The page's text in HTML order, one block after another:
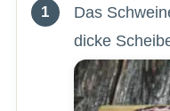
Das
dicke